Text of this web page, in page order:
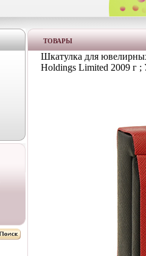
ТОВАРЫ
Шкатулка для
Holdings Limited 2009 г ;